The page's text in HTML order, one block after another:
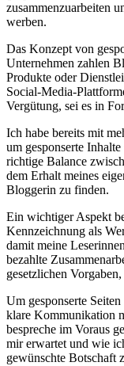
zusammenzuarbeiten
werben.
Das Konzept von
Unternehmen zahlen
Produkte oder
Social-Media-
Vergütung,⁢ sei⁣ es in
Ich habe ⁣bereits mit⁤
um gesponserte Inhalte
richtige Balance‌
dem‍ Erhalt meines
Bloggerin zu finden.
Ein ⁢wichtiger Aspekt
Kennzeichnung als
damit meine
⁤bezahlte‍
gesetzlichen‌
Um ‌gesponserte
klare‍ Kommunikation
bespreche im ‌Voraus
⁣mir erwartet ​und wie
gewünschte Botschaft